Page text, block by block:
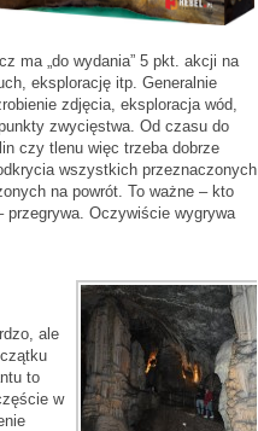
ma „do wydania” 5 pkt. akcji na
eksplorację itp. Generalnie
zdjęcia, eksploracja wód,
zwycięstwa. Od czasu do
czy tlenu więc trzeba dobrze
wszystkich przeznaczonych
na powrót. To ważne – kto
przegrywa. Oczywiście wygrywa
ale
to
w